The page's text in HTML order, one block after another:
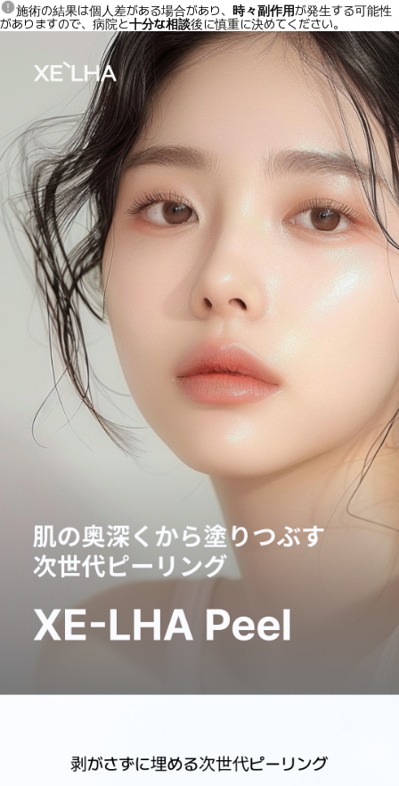
施術の結果は個人差がある場合があり、 時々副作用が発生する可能性
がありますので、病院と十分な相談後に慎重に決めてください。